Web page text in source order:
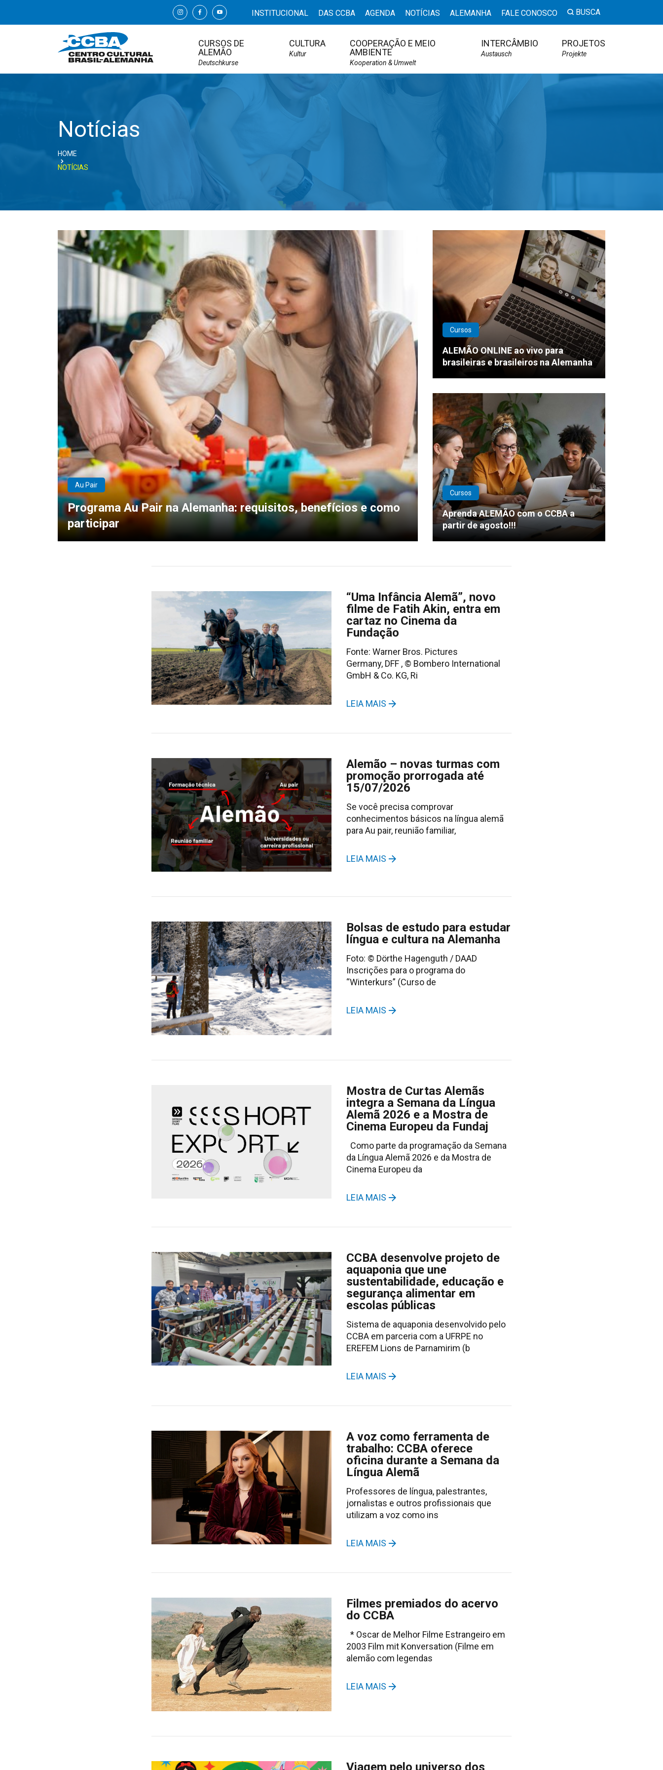
INSTITUCIONAL DAS CCBA AGENDA NOTÍCIAS ALEMANHA FALE CONOSCO BUSCA
CURSOS DE
ALEMÃO
Deutschkurse
CULTURA
Kultur
COOPERAÇÃO E MEIO
AMBIENTE
Kooperation & Umwelt
INTERCÂMBIO
Austausch
PROJETOS
Projekte
Notícias
HOME
NOTÍCIAS
Au Pair
Programa Au Pair na Alemanha: requisitos, benefícios e como
participar
Cursos
ALEMÃO ONLINE ao vivo para
brasileiras e brasileiros na Alemanha
Cursos
Aprenda ALEMÃO com o CCBA a
partir de agosto!!!
“Uma Infância Alemã”, novo
filme de Fatih Akin, entra em
cartaz no Cinema da
Fundação
Fonte: Warner Bros. Pictures
Germany, DFF , © Bombero International
GmbH & Co. KG, Ri
LEIA MAIS
Alemão – novas turmas com
promoção prorrogada até
15/07/2026
Se você precisa comprovar
conhecimentos básicos na língua alemã
para Au pair, reunião familiar,
LEIA MAIS
Bolsas de estudo para estudar
língua e cultura na Alemanha
Foto: © Dörthe Hagenguth / DAAD
Inscrições para o programa do
“Winterkurs” (Curso de
LEIA MAIS
Mostra de Curtas Alemãs
integra a Semana da Língua
Alemã 2026 e a Mostra de
Cinema Europeu da Fundaj
Como parte da programação da Semana
da Língua Alemã 2026 e da Mostra de
Cinema Europeu da
LEIA MAIS
CCBA desenvolve projeto de
aquaponia que une
sustentabilidade, educação e
segurança alimentar em
escolas públicas
Sistema de aquaponia desenvolvido pelo
CCBA em parceria com a UFRPE no
EREFEM Lions de Parnamirim (b
LEIA MAIS
A voz como ferramenta de
trabalho: CCBA oferece
oficina durante a Semana da
Língua Alemã
Professores de língua, palestrantes,
jornalistas e outros profissionais que
utilizam a voz como ins
LEIA MAIS
Filmes premiados do acervo
do CCBA
* Oscar de Melhor Filme Estrangeiro em
2003 Film mit Konversation (Filme em
alemão com legendas
LEIA MAIS
Viagem pelo universo dos